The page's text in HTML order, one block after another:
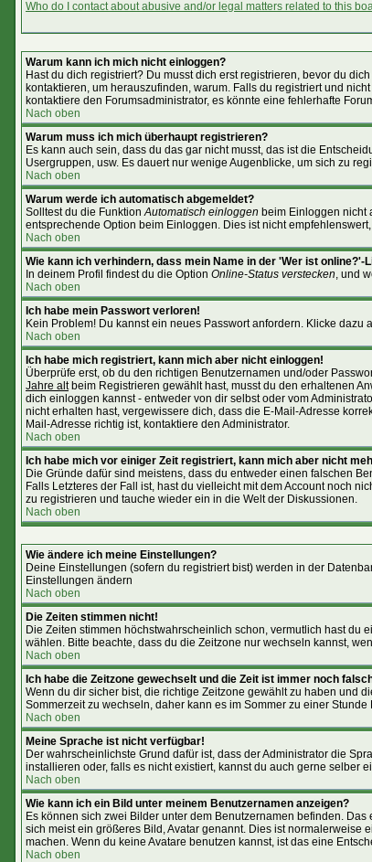
Who do I contact about abusive and/or legal matters related to this
Warum kann ich mich nicht einloggen?
Hast du dich registriert? Du musst dich erst registrieren, bevor du
kontaktieren, um herauszufinden, warum. Falls du registriert und
kontaktiere den Forumsadministrator, es könnte eine fehlerhafte
Nach oben
Warum muss ich mich überhaupt registrieren?
Es kann auch sein, dass du das gar nicht musst, das ist die
Usergruppen, usw. Es dauert nur wenige Augenblicke, um sich zu
Nach oben
Warum werde ich automatisch abgemeldet?
Solltest du die FunktionAutomatisch einloggen beim Einloggen nicht
entsprechende Option beim Einloggen. Dies ist nicht
Nach oben
Wie kann ich verhindern, dass mein Name in der 'Wer ist online?'-
In deinem Profil findest du die Option Online-Status verstecken, und
Nach oben
Ich habe mein Passwort verloren!
Kein Problem! Du kannst ein neues Passwort anfordern. Klicke dazu
Nach oben
Ich habe mich registriert, kann mich aber nicht einloggen!
Überprüfe erst, ob du den richtigen Benutzernamen und/oder
Jahre altbeim Registrieren gewählt hast, musst du den erhaltenen
dich einloggen kannst - entweder von dir selbst oder vom
nicht erhalten hast, vergewissere dich, dass die E-Mail-Adresse
Mail-Adresse richtig ist, kontaktiere den Administrator.
Nach oben
Ich habe mich vor einiger Zeit registriert, kann mich aber nicht
Die Gründe dafür sind meistens, dass du entweder einen falschen
Falls Letzteres der Fall ist, hast du vielleicht mit dem Account noch
zu registrieren und tauche wieder ein in die Welt der Diskussionen.
Nach oben
Wie ändere ich meine Einstellungen?
Deine Einstellungen (sofern du registriert bist) werden in der
Einstellungen ändern
Nach oben
Die Zeiten stimmen nicht!
Die Zeiten stimmen höchstwahrscheinlich schon, vermutlich hast du
wählen. Bitte beachte, dass du die Zeitzone nur wechseln kannst,
Nach oben
Ich habe die Zeitzone gewechselt und die Zeit ist immer noch
Wenn du dir sicher bist, die richtige Zeitzone gewählt zu haben und
Sommerzeit zu wechseln, daher kann es im Sommer zu einer
Nach oben
Meine Sprache ist nicht verfügbar!
Der wahrscheinlichste Grund dafür ist, dass der Administrator die
installieren oder, falls es nicht existiert, kannst du auch gerne selber
Nach oben
Wie kann ich ein Bild unter meinem Benutzernamen anzeigen?
Es können sich zwei Bilder unter dem Benutzernamen befinden.
sich meist ein größeres Bild, Avatar genannt. Dies ist normalerweise
machen. Wenn du keine Avatare benutzen kannst, ist das eine
Nach oben